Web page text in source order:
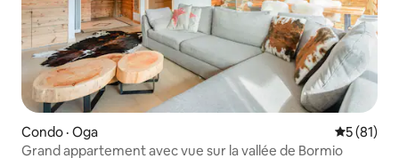
Condo · Oga Note
5 (81)
Grand appartement avec vue sur la vallée de Bormio